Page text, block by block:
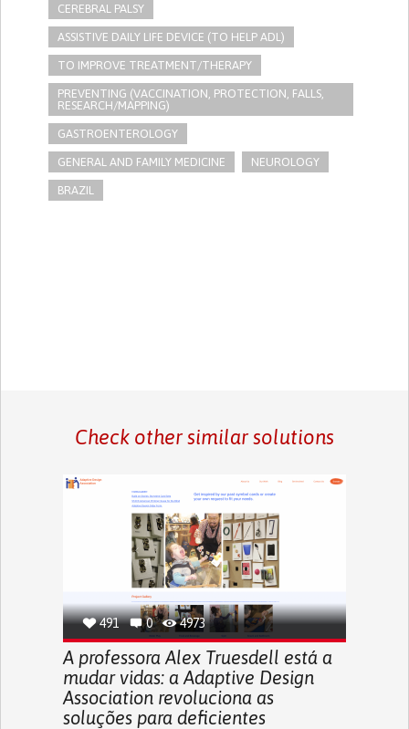
CEREBRAL PALSY
ASSISTIVE DAILY LIFE DEVICE (TO HELP ADL)
TO IMPROVE TREATMENT/THERAPY
PREVENTING (VACCINATION, PROTECTION, FALLS,
RESEARCH/MAPPING)
GASTROENTEROLOGY
GENERAL AND FAMILY MEDICINE NEUROLOGY
BRAZIL
Check other similar solutions
491 0 4973
A professora Alex Truesdell está a
mudar vidas: a Adaptive Design
Association revoluciona as
soluções para deficientes